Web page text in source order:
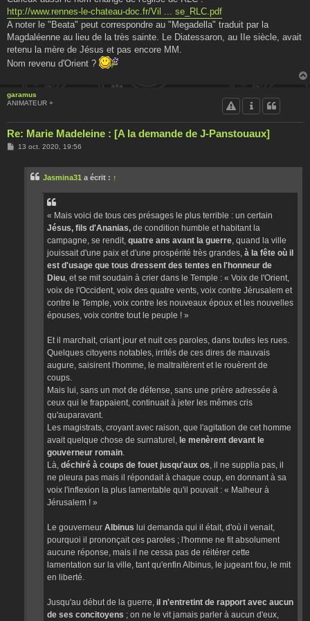
a
g
e
http://www.rennes-le-chateau-doc.fr/Vil ... se_RLC.pdf
A noter le "Beata" peut correspondre au "Megadella" traduit par la
Magdaléenne au lieu de la très sainte. Le Diatessaron, au IIe siècle, avait
retenu la mère de Jésus et pas encore MM.
Nom revenu d'Orient ?
garamus
ANIMATEUR +
Re: Marie Madeleine : [A la demande de J-Panstouaux]
M13 oct. 2020, 19:56
Jasmina31 a écrit : ↑
« Mais voici de tous ces présages le plus terrible : un certain
Jésus, fils d'Ananias, de condition humble et habitant la
campagne, se rendit, quatre ans avant la guerre , quand la ville
jouissait d'une paix et d'une prospérité très grandes, à la fête où il
est d'usage que tous dressent des tentes en l'honneur de
Dieu , et se mit soudain à crier dans le Temple : « Voix de l'Orient,
voix de l'Occident, voix des quatre vents, voix contre Jérusalem et
contre le Temple, voix contre les nouveaux époux et les nouvelles
épouses, voix contre tout le peuple ! »
Et il marchait, criant jour et nuit ces paroles, dans toutes les rues.
Quelques citoyens notables, irrités de ces dires de mauvais
augure, saisirent l'homme, le maltraitèrent et le rouèrent de
coups.
Mais lui, sans un mot de défense, sans une prière adressée à
ceux qui le frappaient, continuait à jeter les mêmes cris
qu'auparavant.
Les magistrats, croyant avec raison, que l'agitation de cet homme
avait quelque chose de surnaturel, le menèrent devant le
gouverneur romain
Là, déchiré à coups de fouet jusqu'aux os , il ne supplia pas, il
ne pleura pas mais il répondait à chaque coup, en donnant à sa
voix l'inflexion la plus lamentable qu'il pouvait : « Malheur à
Jérusalem ! »
Le gouverneur Albinus lui demanda qui il était, d'où il venait,
pourquoi il prononçait ces paroles ; l'homme ne fit absolument
aucune réponse, mais il ne cessa pas de réitérer cette
lamentation sur la ville, tant qu'enfin Albinus, le jugeant fou, le mit
en liberté.
Jusqu'au début de la guerre, il n'entretint de rapport avec aucun
de ses concitoyens ; on ne le vit jamais parler à aucun d'eux,